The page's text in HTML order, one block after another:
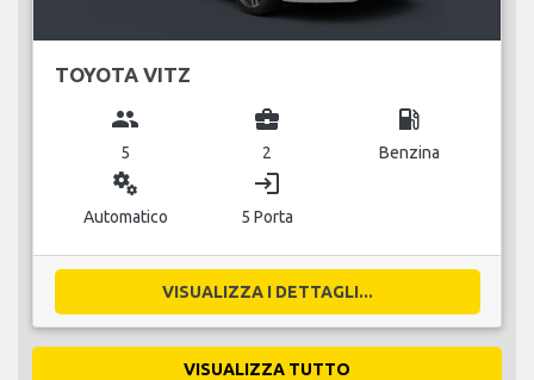
TOYOTA VITZ
group
5
business_center
2
local_gas_station
Benzina
miscellaneous_services
Automatico
login
5 Porta
VISUALIZZA I DETTAGLI...
VISUALIZZA TUTTO